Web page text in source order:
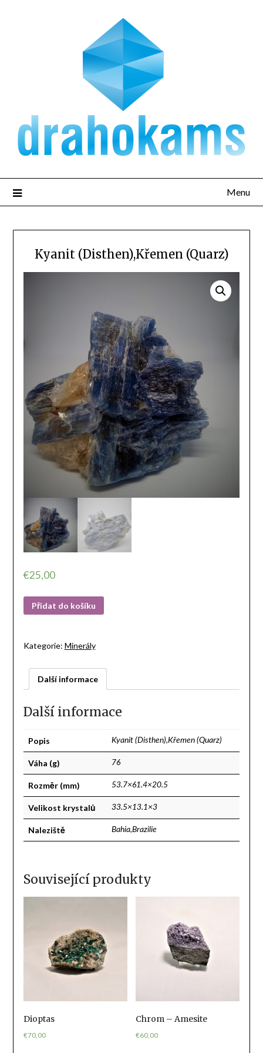
Menu
Kyanit (Disthen),Křemen (Quarz)
€25,00
Přidat do košíku
Kategorie: Minerály
Další informace
Další informace
Popis Kyanit (Disthen),Křemen (Quarz)
Váha (g) 76
Rozměr (mm) 53.7×61.4×20.5
Velikost krystalů 33.5×13.1×3
Naleziště Bahia,Brazilie
Související produkty
Dioptas
€70,00
Chrom – Amesite
€60,00